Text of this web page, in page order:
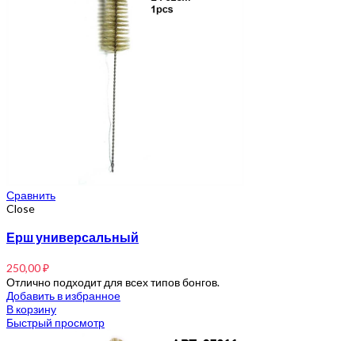
Сравнить
Close
Ерш универсальный
250,00₽
Отлично подходит для всех типов бонгов.
Добавить в избранное
В корзину
Быстрый просмотр